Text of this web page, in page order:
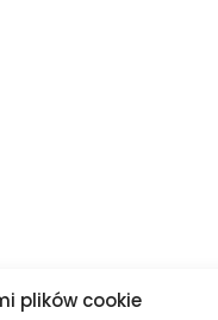
plików cookie